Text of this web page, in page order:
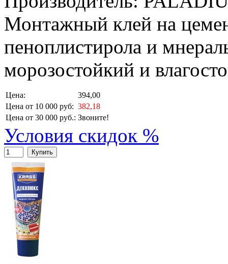
Монтажный клей на
пеноплистирола и
морозостойкий и
Цена:
394,00
Цена от 10 000 руб: 382,18
Цена от 30 000 руб.: Звоните!
Условия скидок %
Купить